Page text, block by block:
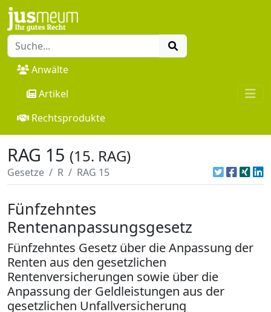
Anwälte
Artikel
Rechtsprodukte
RAG 15 (15. RAG)
Gesetze R RAG 15
Fünfzehntes
Rentenanpassungsgesetz
Fünfzehntes Gesetz über die Anpassung der
Renten aus den gesetzlichen
Rentenversicherungen sowie über die
Anpassung der Geldleistungen aus der
gesetzlichen Unfallversicherung